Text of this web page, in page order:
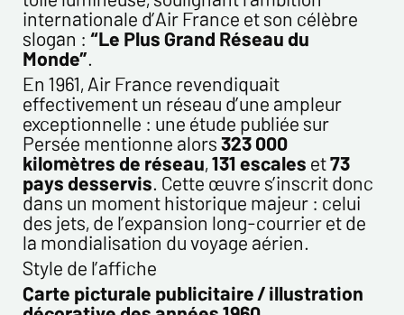
Envoyer
internationale d’Air France et son célèbre
slogan : “Le Plus Grand Réseau du
Monde”.
En 1961, Air France revendiquait
effectivement un réseau d’une ampleur
exceptionnelle : une étude publiée sur
Persée mentionne alors323 000
kilomètres de réseau,131 escales et73
pays desservis. Cette œuvre s’inscrit donc
dans un moment historique majeur : celui
des jets, de l’expansion long-courrier et de
la mondialisation du voyage aérien.
Style de l’affiche
Carte picturale publicitaire / illustration